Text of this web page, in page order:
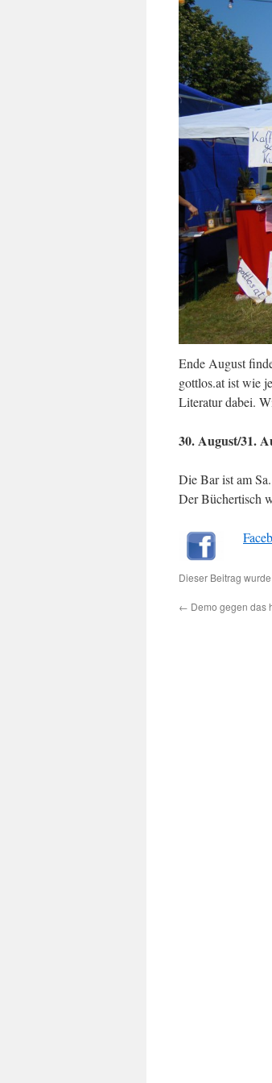
Ende August
gottlos.at ist wie
Literatur dabei.
30. August/31.
Die Bar ist am
Der Büchertisch
Dieser Beitrag
← Demo gegen das